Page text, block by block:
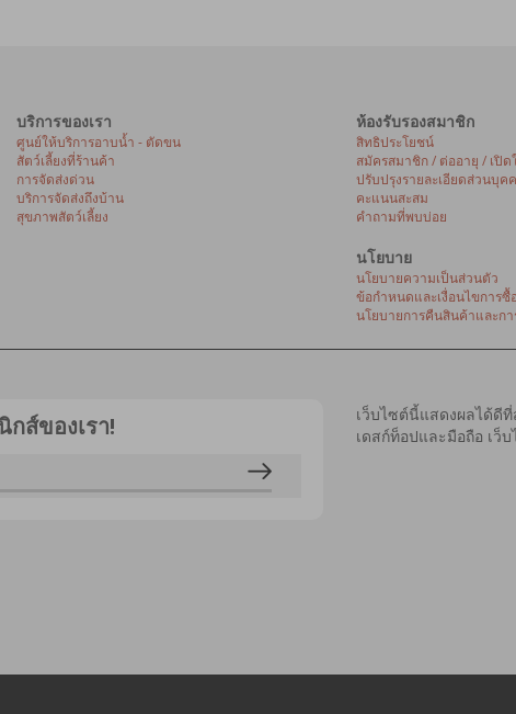
บริการของเรา
ศูนย์ให้บริการอาบน้ำ - ตัดขน
สัตว์เลี้ยงที่ร้านค้า
การจัดส่งด่วน
บริการจัดส่งถึงบ้าน
สุขภาพสัตว์เลี้ยง
ห้องรับรองสมาชิก
สิทธิประโยชน์
สมัครสมาชิก / ต่ออายุ / เปิ
ปรับปรุงรายละเอียดส่วนบุค
คะแนนสะสม
คำถามที่พบบ่อย
นโยบาย
นโยบายความเป็นส่วนตัว
ข้อกำหนดและเงื่อนไขการ
นโยบายการคืนสินค้าและก
ส์ของเรา!
เว็บไซต์นี้แสดงผลได้ดี
เดสก์ท็อปและมือถือ เว็